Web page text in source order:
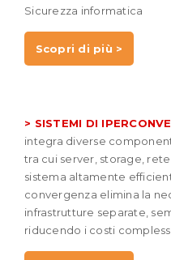
Sicurezza informatica
Scopri di più >
> SISTEMI DI
integra diverse
tra cui server, storage,
sistema altamente
convergenza elimina la
infrastrutture separate,
riducendo i costi